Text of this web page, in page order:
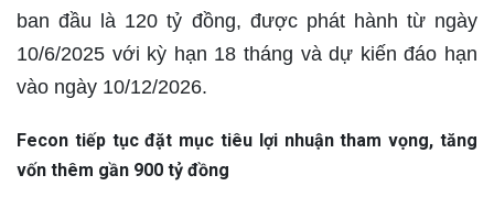
ban đầu là 120 tỷ đồng, được phát hành từ ngày
10/6/2025 với kỳ hạn 18 tháng và dự kiến đáo hạn
vào ngày 10/12/2026.
Fecon tiếp tục đặt mục tiêu lợi nhuận tham vọng, tăng
vốn thêm gần 900 tỷ đồng